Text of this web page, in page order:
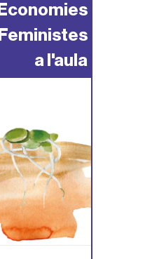
Economies
Feministes
a l'aula